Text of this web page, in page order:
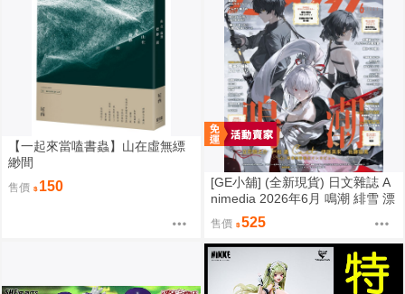
【一起來當嗑書蟲】山在虛無縹
緲間
售價 150
[GE小舖] (全新現貨) 日文雜誌 A
nimedia 2026年6月 鳴潮 緋雪 漂
泊者 魔法姊妹露露特莉莉
售價 525